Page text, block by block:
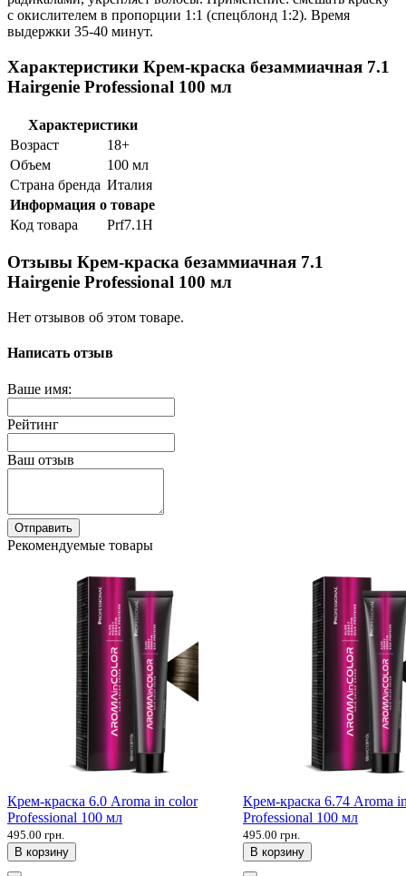
с окислителем в пропорции 1:1 (спецблонд 1:2). Время
выдержки 35-40 минут.
Характеристики Крем-краска безаммиачная 7.1
Hairgenie Professional 100 мл
Характеристики
Возраст
18+
Объем
100 мл
Страна бренда Италия
Информация о товаре
Код товара
Prf7.1H
Отзывы Крем-краска безаммиачная 7.1
Hairgenie Professional 100 мл
Нет отзывов об этом товаре.
Написать отзыв
Ваше имя:
Рейтинг
Ваш отзыв
Отправить
Рекомендуемые товары
Крем-краска 6.0 Aroma in color
Professional 100 мл
495.00 грн.
В корзину
Крем-краска 6.74 Aroma
Professional 100 мл
495.00 грн.
В корзину